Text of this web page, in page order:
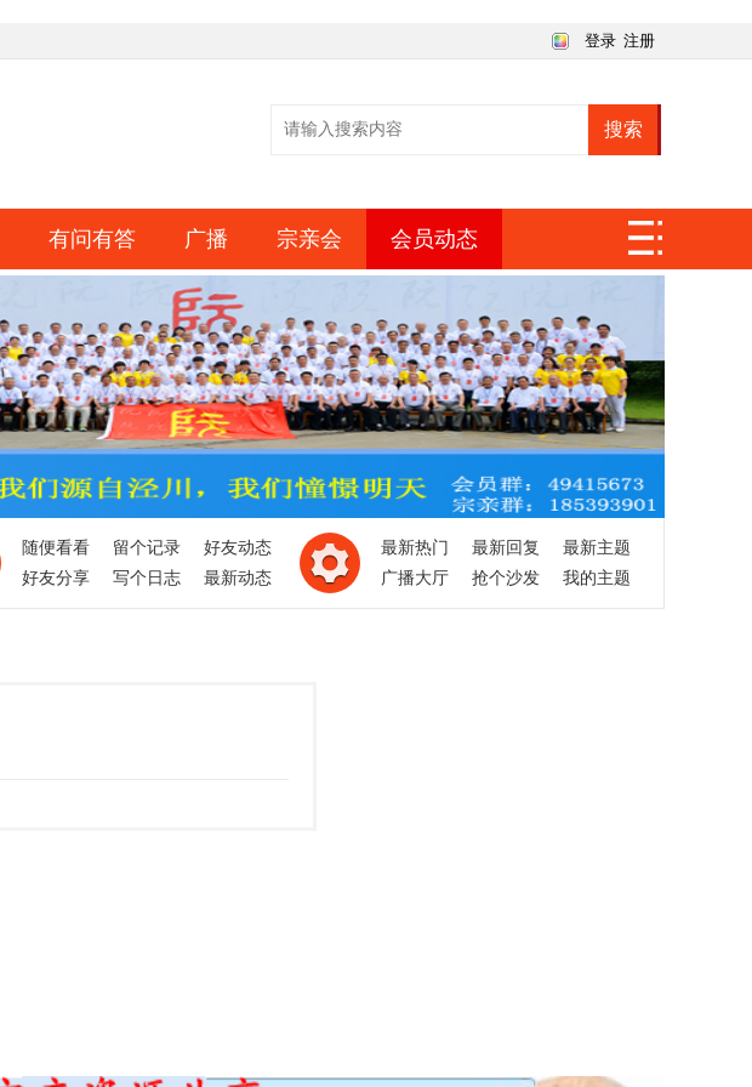
登录 注册
搜索
有问有答 广播 宗亲会 会员动态
随便看看 留个记录
好友动态
好友分享
写个日志 最新动态
最新热门 最新回复
最新主题
广播大厅
抢个沙发 我的主题